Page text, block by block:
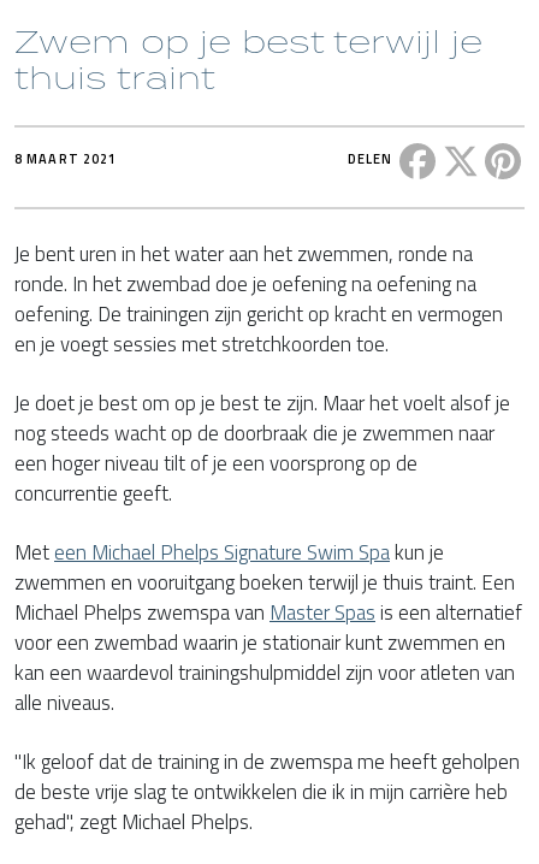
Zwem op je best terwijl je
thuis traint
8 MAART 2021 DELEN Deel ditDeel
Je bent uren in het water aan het zwemmen, ronde na
ronde. In het zwembad doe je oefening na oefening na
oefening. De trainingen zijn gericht op kracht en vermogen
en je voegt sessies met stretchkoorden toe.
Je doet je best om op je best te zijn. Maar het voelt alsof je
nog steeds wacht op de doorbraak die je zwemmen naar
een hoger niveau tilt of je een voorsprong op de
concurrentie geeft.
Meteen Michael Phelps Signature Swim Spakun je
zwemmen en vooruitgang boeken terwijl je thuis traint. Een
Michael Phelps zwemspa vanMaster Spasis een alternatief
voor een zwembad waarin je stationair kunt zwemmen en
kan een waardevol trainingshulpmiddel zijn voor atleten van
alle niveaus.
"Ik geloof dat de training in de zwemspa me heeft geholpen
de beste vrije slag te ontwikkelen die ik in mijn carrière heb
gehad", zegt Michael Phelps.